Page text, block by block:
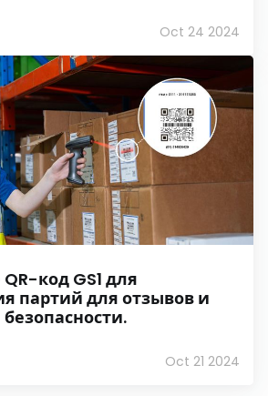
Oct 24 2024
код GS1 для
партий для отзывов и
Oct 21 2024